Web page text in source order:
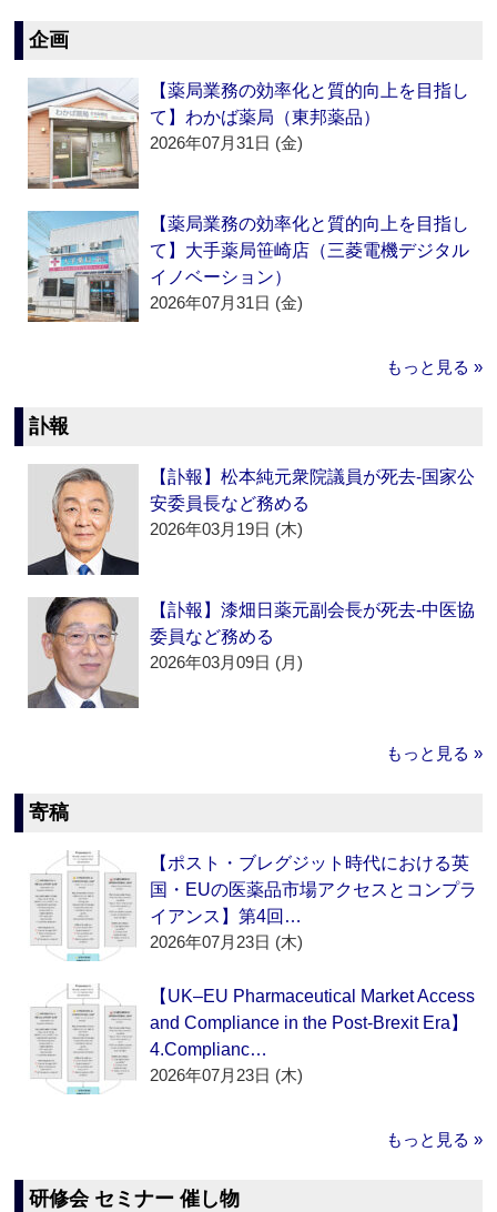
企画
【薬局業務の効率化と質的向上を目指し
て】わかば薬局（東邦薬品）
2026年07月31日 (金)
【薬局業務の効率化と質的向上を目指し
て】大手薬局笹崎店（三菱電機デジタル
イノベーション）
2026年07月31日 (金)
もっと見る »
訃報
【訃報】松本純元衆院議員が死去‐国家公
安委員長など務める
2026年03月19日 (木)
【訃報】漆畑日薬元副会長が死去‐中医協
委員など務める
2026年03月09日 (月)
もっと見る »
寄稿
【ポスト・ブレグジット時代における英
国・EUの医薬品市場アクセスとコンプラ
イアンス】第4回…
2026年07月23日 (木)
【UK–EU Pharmaceutical Market Access
and Compliance in the Post-Brexit Era】
4.Complianc…
2026年07月23日 (木)
もっと見る »
研修会 セミナー 催し物